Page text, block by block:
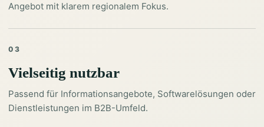
Angebot mit klarem regionalem Fokus.
03
Vielseitig nutzbar
Passend für Informationsangebote, Softwarelösungen oder
Dienstleistungen im B2B-Umfeld.